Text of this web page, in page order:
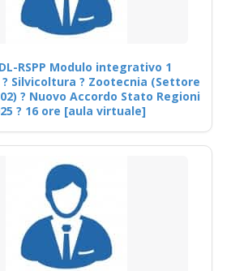
RSPP Modulo integrativo 1
Silvicoltura ? Zootecnia (Settore
? Nuovo Accordo Stato Regioni
? 16 ore [aula virtuale]